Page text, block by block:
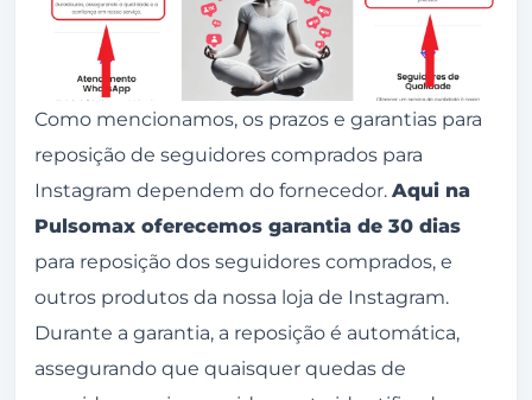
Como mencionamos, os prazos e garantias para
reposição de seguidores comprados para
Instagram dependem do fornecedor. Aqui na
Pulsomax oferecemos garantia de 30 dias
para reposição dos seguidores comprados, e
outros produtos da nossa loja de Instagram.
Durante a garantia, a reposição é automática,
assegurando que quaisquer quedas de